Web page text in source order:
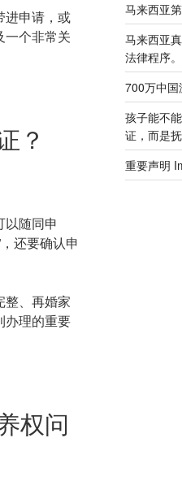
进申请，或
一个非常关
？
以随同申
还要确认申
整、再婚家
办理的重要
权问
马来西亚
马来西亚
法律程序。
700万中
孩子能不
证，而是
重要声明